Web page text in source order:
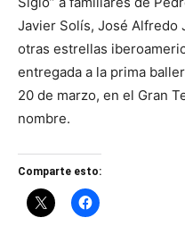
Javier Solís, José Alfredo
otras estrellas
entregada a la prima
20 de marzo, en el Gran
nombre.
Comparte esto: